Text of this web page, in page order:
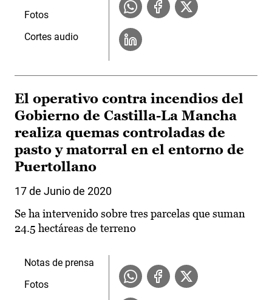
Fotos
Cortes audio
El operativo contra incendios del
Gobierno de Castilla-La Mancha
realiza quemas controladas de
pasto y matorral en el entorno de
Puertollano
17 de Junio de 2020
Se ha intervenido sobre tres parcelas que suman
24.5 hectáreas de terreno
Notas de prensa
Fotos